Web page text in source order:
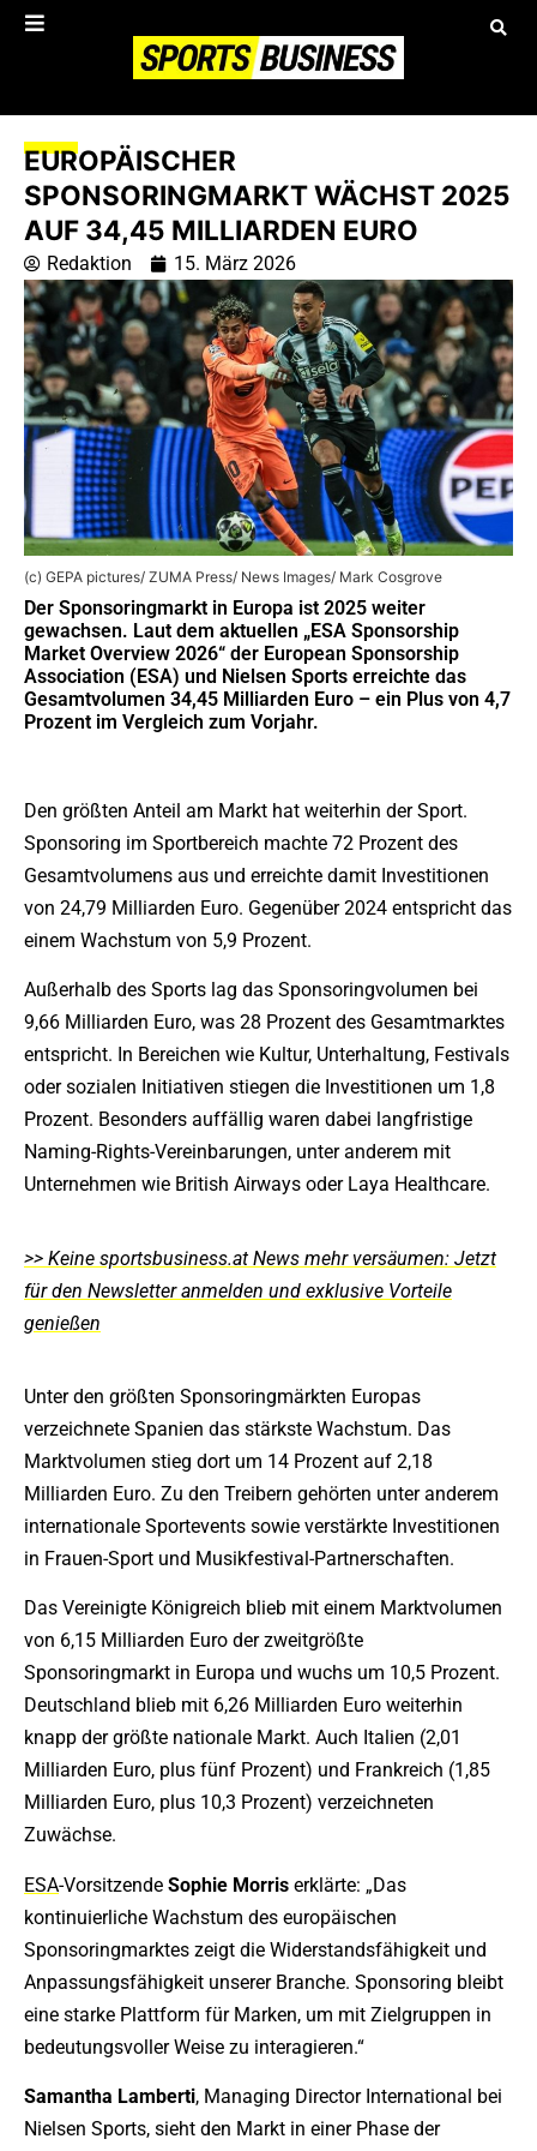
EUROPÄISCHER
SPONSORINGMARKT WÄCHST 2025
AUF 34,45 MILLIARDEN EURO
Redaktion 15. März 2026
(c) GEPA pictures/ ZUMA Press/ News Images/ Mark Cosgrove
Der Sponsoringmarkt in Europa ist 2025 weiter
gewachsen. Laut dem aktuellen „ESA Sponsorship
Market Overview 2026“ der European Sponsorship
Association (ESA) und Nielsen Sports erreichte das
Gesamtvolumen 34,45 Milliarden Euro – ein Plus von 4,7
Prozent im Vergleich zum Vorjahr.
Den größten Anteil am Markt hat weiterhin der Sport.
Sponsoring im Sportbereich machte 72 Prozent des
Gesamtvolumens aus und erreichte damit Investitionen
von 24,79 Milliarden Euro. Gegenüber 2024 entspricht das
einem Wachstum von 5,9 Prozent.
Außerhalb des Sports lag das Sponsoringvolumen bei
9,66 Milliarden Euro, was 28 Prozent des Gesamtmarktes
entspricht. In Bereichen wie Kultur, Unterhaltung, Festivals
oder sozialen Initiativen stiegen die Investitionen um 1,8
Prozent. Besonders auffällig waren dabei langfristige
Naming-Rights-Vereinbarungen, unter anderem mit
Unternehmen wie British Airways oder Laya Healthcare.
>> Keine sportsbusiness.at News mehr versäumen: Jetzt
für den Newsletter anmelden und exklusive Vorteile
genießen
Unter den größten Sponsoringmärkten Europas
verzeichnete Spanien das stärkste Wachstum. Das
Marktvolumen stieg dort um 14 Prozent auf 2,18
Milliarden Euro. Zu den Treibern gehörten unter anderem
internationale Sportevents sowie verstärkte Investitionen
in Frauen-Sport und Musikfestival-Partnerschaften.
Das Vereinigte Königreich blieb mit einem Marktvolumen
von 6,15 Milliarden Euro der zweitgrößte
Sponsoringmarkt in Europa und wuchs um 10,5 Prozent.
Deutschland blieb mit 6,26 Milliarden Euro weiterhin
knapp der größte nationale Markt. Auch Italien (2,01
Milliarden Euro, plus fünf Prozent) und Frankreich (1,85
Milliarden Euro, plus 10,3 Prozent) verzeichneten
Zuwächse.
ESA-Vorsitzende Sophie Morris erklärte: „Das
kontinuierliche Wachstum des europäischen
Sponsoringmarktes zeigt die Widerstandsfähigkeit und
Anpassungsfähigkeit unserer Branche. Sponsoring bleibt
eine starke Plattform für Marken, um mit Zielgruppen in
bedeutungsvoller Weise zu interagieren.“
Samantha Lamberti, Managing Director International bei
Nielsen Sports, sieht den Markt in einer Phase der